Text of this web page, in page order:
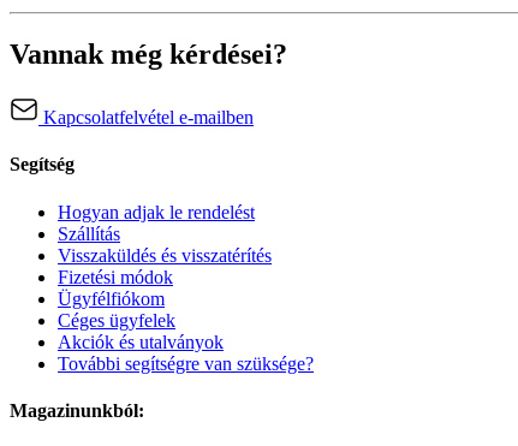
Vannak még kérdései?
Kapcsolatfelvétel e-mailben
Segítség
Hogyan adjak le rendelést
Szállítás
Visszaküldés és visszatérítés
Fizetési módok
Ügyfélfiókom
Céges ügyfelek
Akciók és utalványok
További segítségre van szüksége?
Magazinunkból: